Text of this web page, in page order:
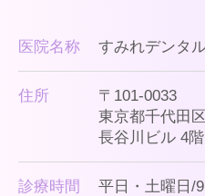
医院名称 すみれデンタ
住所
〒101-0033
東京都千代田
長谷川ビル 4階
診療時間 平日・土曜日/